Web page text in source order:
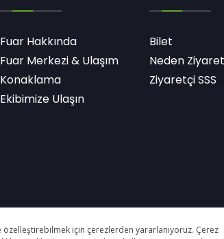
Fuar Hakkında
Fuar Merkezi & Ulaşım
Konaklama
Ekibimize Ulaşın
Bilet
Neden
Ziyaretçi SSS